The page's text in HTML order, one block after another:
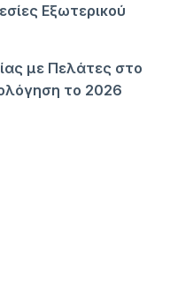
Εξωτερικού
με Πελάτες στο
το 2026